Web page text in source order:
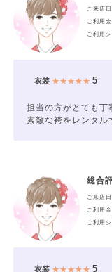
ご来店
ご利用
ご利用
衣装★★★★★ 5
担当の方がとても丁
素敵な袴をレンタル
総合
ご来店
ご利用
ご利用
衣装★★★★★ 5